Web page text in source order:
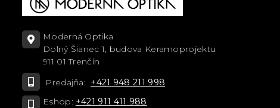
Moderná Optika
Dolný Šianec 1, budova Keramoprojektu
911 01 Trenčín
Predajňa: +421 948 211 998
Eshop: +421 911 411 988